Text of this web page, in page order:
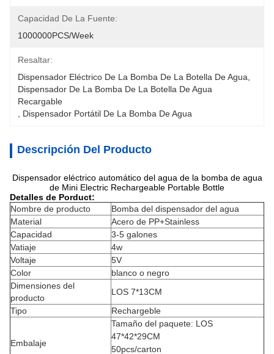
Capacidad De La Fuente:
1000000PCS/Week
Resaltar:
Dispensador Eléctrico De La Bomba De La Botella De Agua
Dispensador De La Bomba De La Botella De Agua
Recargable
Dispensador Portátil De La Bomba De Agua
Descripción Del Producto
Dispensador eléctrico automático del agua de la bomba de agua
de Mini Electric Rechargeable Portable Bottle
Detalles de Porduct:
Nombre de producto
Bomba del dispensador del agua
Material
Acero de PP+Stainless
Capacidad
3-5 galones
Vatiaje
4w
Voltaje
5V
Color
blanco o negro
Dimensiones del
producto
LOS 7*13CM
Tipo
Rechargeble
Embalaje
Tamaño del paquete: LOS
47*42*29CM
50pcs/carton